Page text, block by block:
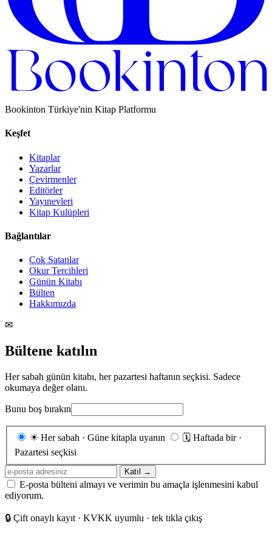
Bookinton Türkiye'nin Kitap Platformu
Keşfet
Kitaplar
Yazarlar
Çevirmenler
Editörler
Yayınevleri
Kitap Kulüpleri
Bağlantılar
Çok Satanlar
Okur Tercihleri
Günün Kitabı
Bülten
Hakkımızda
✉
Bültene katılın
Her sabah günün kitabı, her pazartesi haftanın seçkisi. Sadece
okumaya değer olanı.
Bunu boş bırakın
Gönderim
☀ Her sabah · Güne kitapla uyanın 🗓 Haftada bir ·
Pazartesi seçkisi
E-
posta
adresiniz
Katıl →
E-posta bülteni almayı ve verimin bu amaçla işlenmesini kabul
ediyorum.
🔒 Çift onaylı kayıt · KVKK uyumlu · tek tıkla çıkış